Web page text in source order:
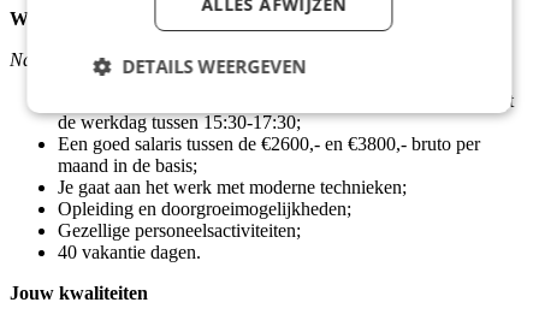
Wat we jou bieden
Naast persoonlijk contact
Flexibele werktijden; je start tussen 06:30 – 08:30 en eindigt
de werkdag tussen 15:30-17:30;
Een goed salaris tussen de €2600,- en €3800,- bruto per
maand in de basis;
Je gaat aan het werk met moderne technieken;
Opleiding en doorgroeimogelijkheden;
Gezellige personeelsactiviteiten;
40 vakantie dagen.
Jouw kwaliteiten
DETAILS WEERGEVEN